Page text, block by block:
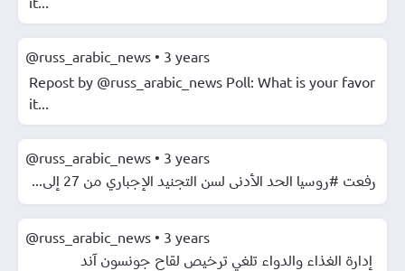
@russ_arabic_news • 3 years
Repost by @russ_arabic_news Poll: What is your favor
it...
@russ_arabic_news • 3 years
رفعت #روسيا الحد الأدنى لسن التجنيد الإجباري من 27 إلى...
@russ_arabic_news • 3 years
️ إدارة الغذاء والدواء تلغي ترخيص لقاح جونسون آند